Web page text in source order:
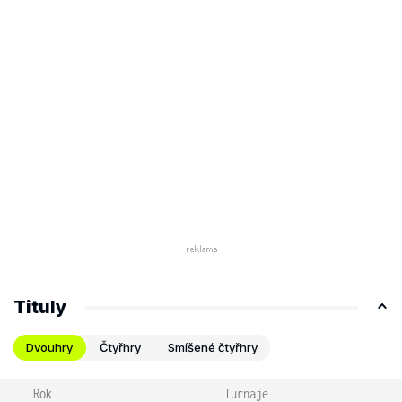
Tituly
Dvouhry Čtyřhry Smíšené čtyřhry
Rok Turnaje